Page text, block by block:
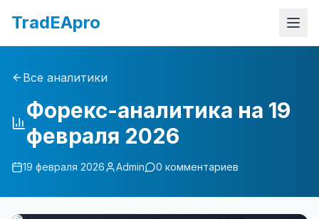
TradEApro
Все аналитики
Форекс-аналитика на 19
февраля 2026
19 февраля 2026 Admin 0 комментариев